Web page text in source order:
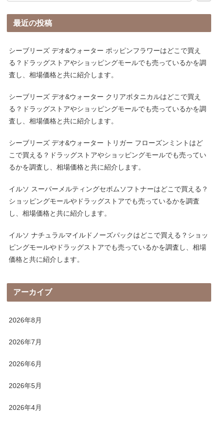
最近の投稿
シーブリーズ デオ&ウォーター ポッピンフラワーはどこで買え
る？ドラッグストアやショッピングモールでも売っているかを調
査し、相場価格と共に紹介します。
シーブリーズ デオ&ウォーター クリアボタニカルはどこで買え
る？ドラッグストアやショッピングモールでも売っているかを調
査し、相場価格と共に紹介します。
シーブリーズ デオ&ウォーター トリガー フローズンミントはど
こで買える？ドラッグストアやショッピングモールでも売ってい
るかを調査し、相場価格と共に紹介します。
イルソ スーパーメルティングセボムソフトナーはどこで買える？
ショッピングモールやドラッグストアでも売っているかを調査
し、相場価格と共に紹介します。
イルソ ナチュラルマイルドノーズパックはどこで買える？ショッ
ピングモールやドラッグストアでも売っているかを調査し、相場
価格と共に紹介します。
アーカイブ
2026年8月
2026年7月
2026年6月
2026年5月
2026年4月